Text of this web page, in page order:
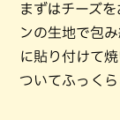
まずはチーズ
ンの生地で包
に貼り付けて
ついてふっく